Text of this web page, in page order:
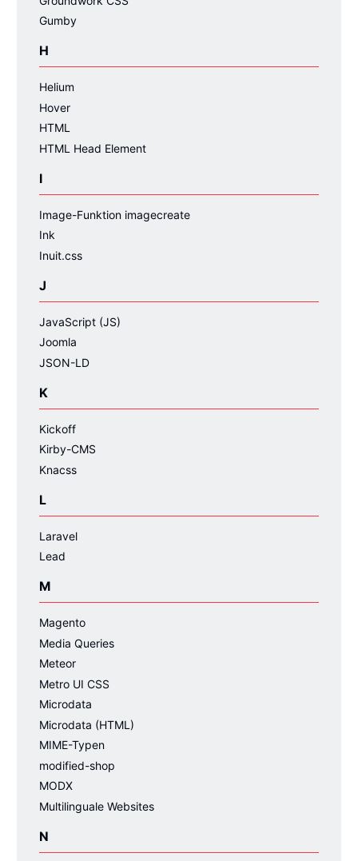
Gumby
H
Helium
Hover
HTML
HTML Head Element
I
Image-Funktion imagecreate
Ink
Inuit.css
J
JavaScript (JS)
Joomla
JSON-LD
K
Kickoff
Kirby-CMS
Knacss
L
Laravel
Lead
M
Magento
Media Queries
Meteor
Metro UI CSS
Microdata
Microdata (HTML)
MIME-Typen
modified-shop
MODX
Multilinguale Websites
N